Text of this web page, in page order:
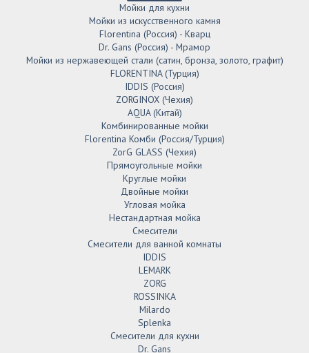
Мойки для кухни
Мойки из искусственного камня
Florentina (Россия) - Кварц
Dr. Gans (Россия) - Мрамор
Мойки из нержавеющей стали (сатин, бронза, золото, графит)
FLORENTINA (Турция)
IDDIS (Россия)
ZORGINOX (Чехия)
AQUA (Китай)
Комбинированные мойки
Florentina Комби (Россия/Турция)
ZorG GLASS (Чехия)
Прямоугольные мойки
Круглые мойки
Двойные мойки
Угловая мойка
Нестандартная мойка
Смесители
Смесители для ванной комнаты
IDDIS
LEMARK
ZORG
ROSSINKA
Milardo
Splenka
Смесители для кухни
Dr. Gans